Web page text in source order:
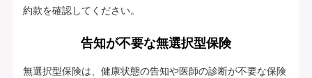
約款を確認してください。
告知が不要な無選択型保険
無選択型保険は、健康状態の告知や医師の診断が不要な保険